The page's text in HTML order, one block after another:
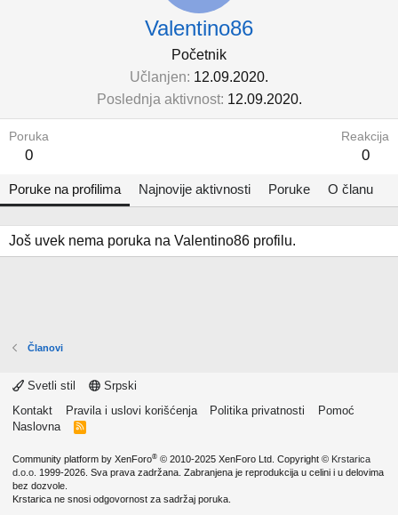
Valentino86
Početnik
Učlanjen 12.09.2020.
Poslednja aktivnost 12.09.2020.
Poruka
0
Reakcija
0
Poruke na profilima Najnovije aktivnosti Poruke O članu
Još uvek nema poruka na Valentino86 profilu.
Članovi
Svetli stil
Srpski
Kontakt
Pravila i uslovi korišćenja Politika privatnosti
Pomoć
Naslovna
R
Community platform by XenForo® © 2010-2025 XenForo Ltd. Copyright © Krstarica
d.o.o. 1999-2026. Sva prava zadržana. Zabranjena je reprodukcija u celini i u delovima
bez dozvole.
Krstarica ne snosi odgovornost za sadržaj poruka.